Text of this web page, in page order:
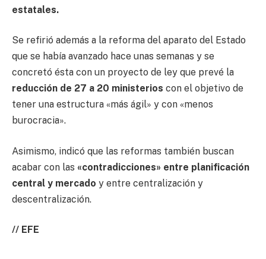
estatales.
Se refirió además a la reforma del aparato del Estado
que se había avanzado hace unas semanas y se
concretó ésta con un proyecto de ley que prevé la
reducción de 27 a 20 ministerios con el objetivo de
tener una estructura «más ágil» y con «menos
burocracia».
Asimismo, indicó que las reformas también buscan
acabar con las «contradicciones» entre planificación
central y mercado y entre centralización y
descentralización.
// EFE